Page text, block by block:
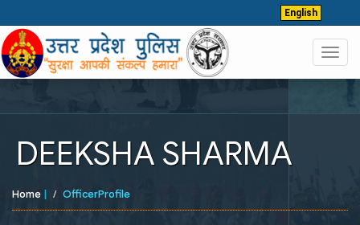
English
DEEKSHA SHARMA
Home | OfficerProfile